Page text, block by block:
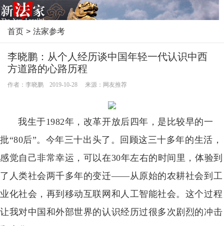
首页 > 法家参考
李晓鹏：从个人经历谈中国年轻一代认识中西
方道路的心路历程
作者：李晓鹏 2019-10-28 来源：网友推荐
我生于1982年，改革开放后四年，是比较早的一
批“80后”。今年三十出头了。回顾这三十多年的生活，
感觉自己非常幸运，可以在30年左右的时间里，体验到
了人类社会两千多年的变迁——从原始的农耕社会到工
业化社会，再到移动互联网和人工智能社会。这个过程
让我对中国和外部世界的认识经历过很多次剧烈的冲击